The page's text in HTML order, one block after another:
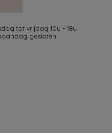
tot vrijdag 10u - 18u
gesloten